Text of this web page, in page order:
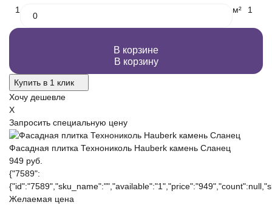
1 м² 1
В корзине
В корзину
Купить в 1 клик
Хочу дешевле
X
Запросить специальную цену
Фасадная плитка Технониколь Hauberk камень Сланец
949 руб.
{"7589":
Желаемая цена